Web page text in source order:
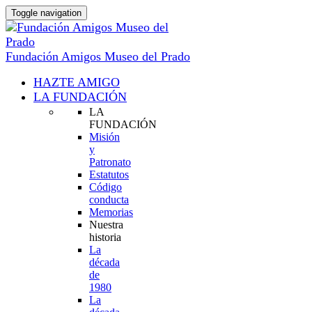
Toggle navigation
Fundación Amigos Museo del Prado
HAZTE AMIGO
LA FUNDACIÓN
LA
FUNDACIÓN
Misión
y
Patronato
Estatutos
Código
conducta
Memorias
Nuestra
historia
La
década
de
1980
La